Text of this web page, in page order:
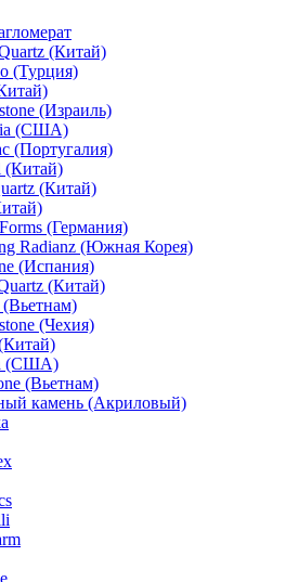
(Китай)
(Турция)
(Израиль)
(США)
(Португалия)
(Китай)
(Китай)
(Германия)
Radianz (Южная Корея)
(Испания)
(Китай)
(Вьетнам)
(Чехия)
(США)
(Вьетнам)
камень (Акриловый)